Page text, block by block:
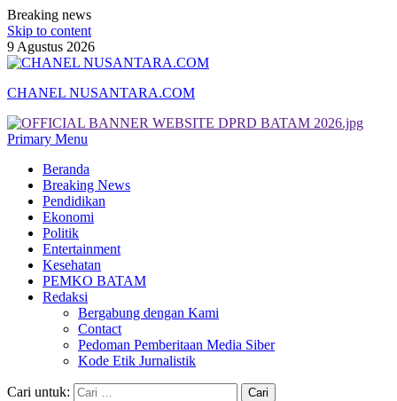
Breaking news
Skip to content
9 Agustus 2026
CHANEL NUSANTARA.COM
Primary Menu
Beranda
Breaking News
Pendidikan
Ekonomi
Politik
Entertainment
Kesehatan
PEMKO BATAM
Redaksi
Bergabung dengan Kami
Contact
Pedoman Pemberitaan Media Siber
Kode Etik Jurnalistik
Cari untuk: